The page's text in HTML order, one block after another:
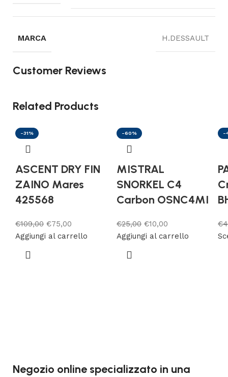
MARCA H.DESSAULT
Customer Reviews
Related Products
-31%
ASCENT DRY FIN
ZAINO Mares
425568
€109,00 €75,00
Aggiungi al carrello
-60%
MISTRAL
SNORKEL C4
Carbon OSNC4MI
€25,00 €10,00
Aggiungi al carrello
-
€
Negozio online specializzato in una